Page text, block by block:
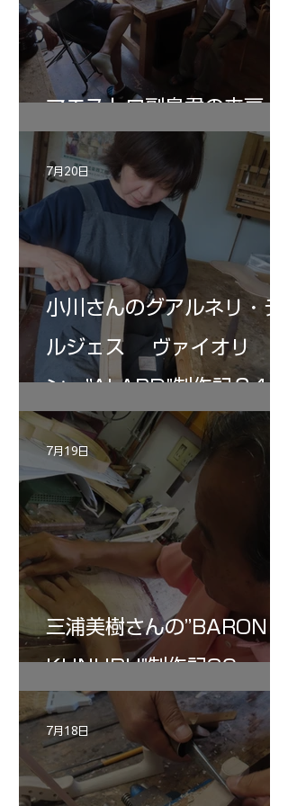
マエストロ副島君の来房
小川さんのグアルネリ・デ
ルジェス ヴァイオリ
ン ”ALARD"制作記３4
7月20日
三浦美樹さんの”BARON・
KUNUPU"制作記30
7月19日
7月18日